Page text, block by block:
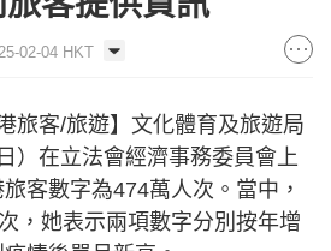
02-04 HKT
旅客/旅遊】文化體育及旅遊局
）在立法會經濟事務委員會上
客數字為474萬人次。當中，
，她表示兩項數字分別按年增